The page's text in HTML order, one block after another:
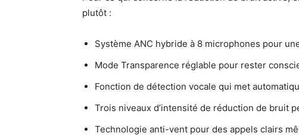
plutôt :
Système ANC hybride à 8 microphones pour
Mode Transparence réglable pour rester
Fonction de détection vocale qui met
Trois niveaux d’intensité de réduction de bruit
Technologie anti-vent pour des appels clairs